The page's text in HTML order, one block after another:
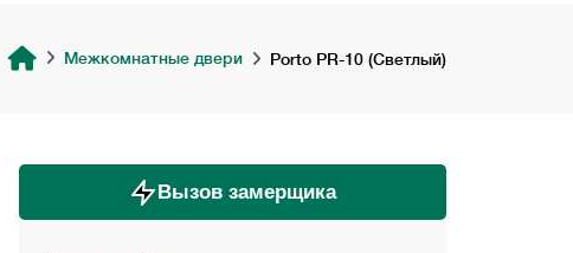
Межкомнатные двери Porto PR-10 (Светлый)
Вызов замерщика